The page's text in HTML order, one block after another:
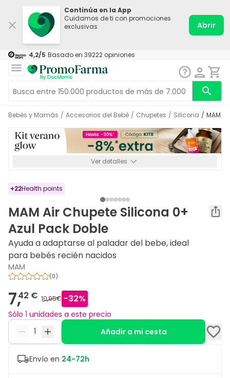
Continúa en la App
Cuidamos de ti con promociones
exclusivas
Abrir
4,2/5 Basado en 39222 opiniones
Bebés y Mamás / Accesorios del Bebé / Chupetes / Silicona / MAM
Ver detalles
+22Health points
MAM Air Chupete Silicona 0+
Azul Pack Doble
Ayuda a adaptarse al paladar del bebe, ideal
para bebés recién nacidos
MAM
(0)
7,42 € 10,95€ -32%
Sólo 1 unidades a este precio
Añadir a mi cesta
Envío en 24-72h